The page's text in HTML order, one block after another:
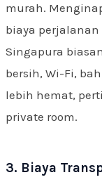
murah.
biaya
Singapura
bersih, Wi-Fi,
lebih hemat,
private room.
3. Biaya